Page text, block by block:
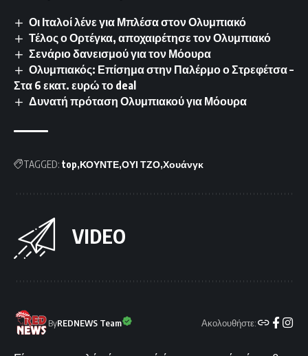
Οι Ιταλοί λένε για Μπλέσα στον Ολυμπιακό
Τέλος ο Ορτέγκα, αποχαιρέτησε τον Ολυμπιακό
Σενάριο δανεισμού για τον Μόουρα
Ολυμπιακός: Επίσημα στην Παλέρμο ο Στρεφέτσα –
Στα 6 εκατ. ευρώ το deal
Δυνατή πρόταση Ολυμπιακού για Μόουρα
TAGGED: top ΚΟΥΝΤΕ ΟΥΙ ΤΖΟ Χουάνγκ
VIDEO
ByREDNEWS Team Ακολουθήστε: